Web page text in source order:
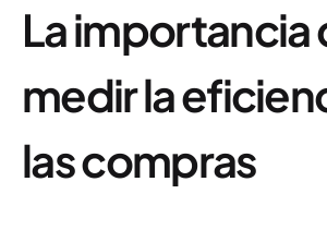
La importancia
medir la
las compras